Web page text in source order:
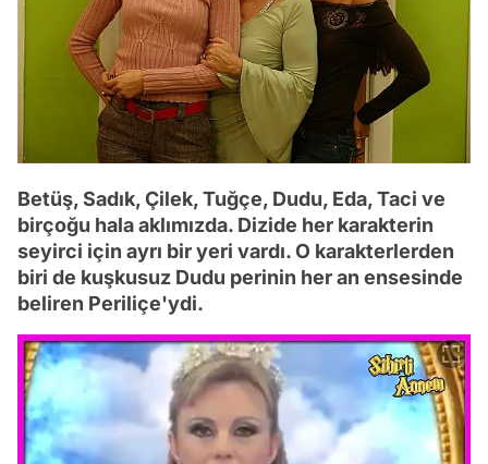
Betüş, Sadık, Çilek, Tuğçe, Dudu, Eda, Taci ve
birçoğu hala aklımızda. Dizide her karakterin
seyirci için ayrı bir yeri vardı. O karakterlerden
biri de kuşkusuz Dudu perinin her an ensesinde
beliren Periliçe'ydi.